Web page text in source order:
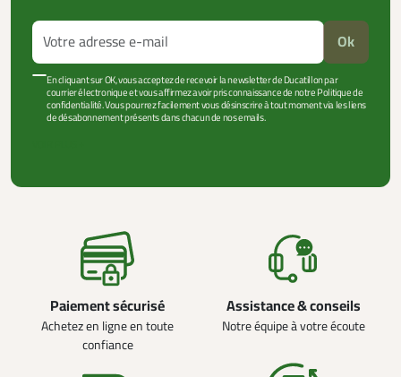
Ok
En cliquant sur OK, vous acceptez de recevoir la newsletter de Ducatillon par
courrier électronique et vous affirmez avoir pris connaissance de notre Politique de
confidentialité. Vous pourrez facilement vous désinscrire à tout moment via les liens
de désabonnement présents dans chacun de nos emails.
Paiement sécurisé
Achetez en ligne en toute
confiance
Assistance & conseils
Notre équipe à votre écoute